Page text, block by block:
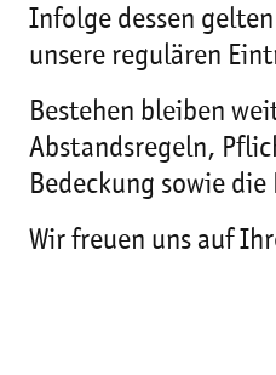
Infolge dessen
unsere regulären
Bestehen bleiben
Abstandsregeln,
Bedeckung sowie
Wir freuen uns auf